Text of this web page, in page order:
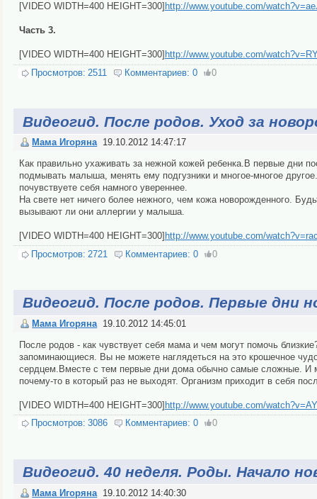
[VIDEO WIDTH=400 HEIGHT=300] http://www.youtube.com/
Часть 3.
[VIDEO WIDTH=400 HEIGHT=300] http://www.youtube.com/
Просмотров: 2511 Комментариев: 0 0
Видеогид. После родов. Уход за
Мама Игоряна 19.10.2012 14:47:17
Как правильно ухаживать за нежной кожей ребенка.В первые дни
подмывать малыша, менять ему подгузники и многое-многое
почувствуете себя намного увереннее.
На свете нет ничего более нежного, чем кожа новорожденного.
вызывают ли они аллергии у малыша.
[VIDEO WIDTH=400 HEIGHT=300] http://www.youtube.com/
Просмотров: 2721 Комментариев: 0 0
Видеогид. После родов. Первые дни
Мама Игоряна 19.10.2012 14:45:01
После родов - как чувствует себя мама и чем могут помочь
запоминающиеся. Вы не можете наглядеться на это крошечное
сердцем.Вместе с тем первые дни дома обычно самые сложные. И
почему-то в который раз не выходят. Организм приходит в себя
[VIDEO WIDTH=400 HEIGHT=300] http://www.youtube.com/
Просмотров: 3086 Комментариев: 0 0
Видеогид. 40 неделя. Роды. Начало
Мама Игоряна 19.10.2012 14:40:30